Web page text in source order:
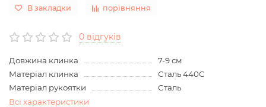
В закладки порівняння
0 відгуків
Довжина клинка
7-9 см
Матеріал клинка
Сталь 440C
Матеріал рукоятки
Сталь
Всі характеристики